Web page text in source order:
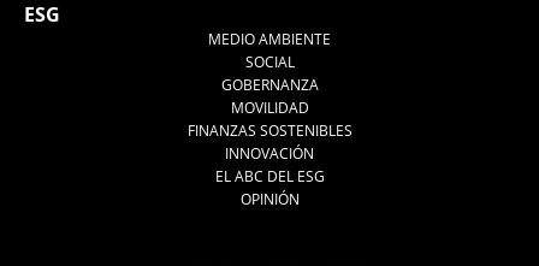
ESG
MEDIO AMBIENTE
SOCIAL
GOBERNANZA
MOVILIDAD
FINANZAS SOSTENIBLES
INNOVACIÓN
EL ABC DEL ESG
OPINIÓN